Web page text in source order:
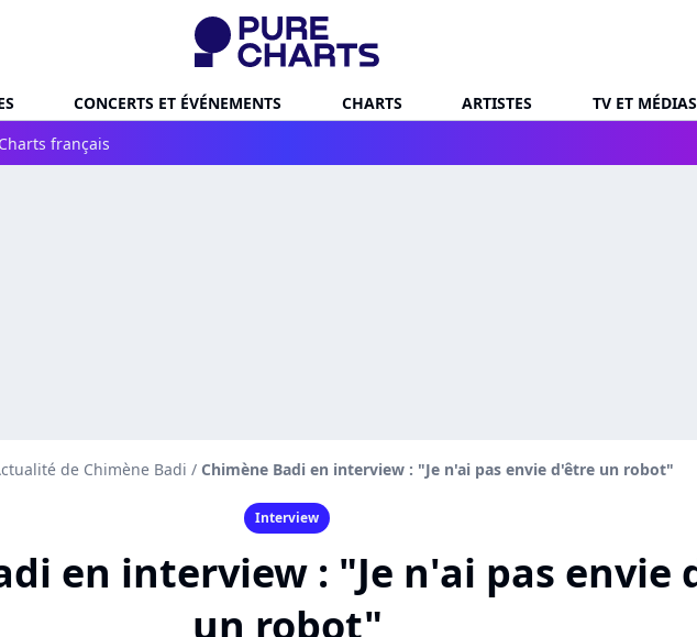
CONCERTS ET ÉVÉNEMENTS CHARTS ARTISTES TV ET MÉDIAS
Charts français
de Chimène Badi / Chimène Badi en interview : "Je n'ai pas envie d'être un robot"
Interview
en interview : "Je n'ai pas envie
un robot"